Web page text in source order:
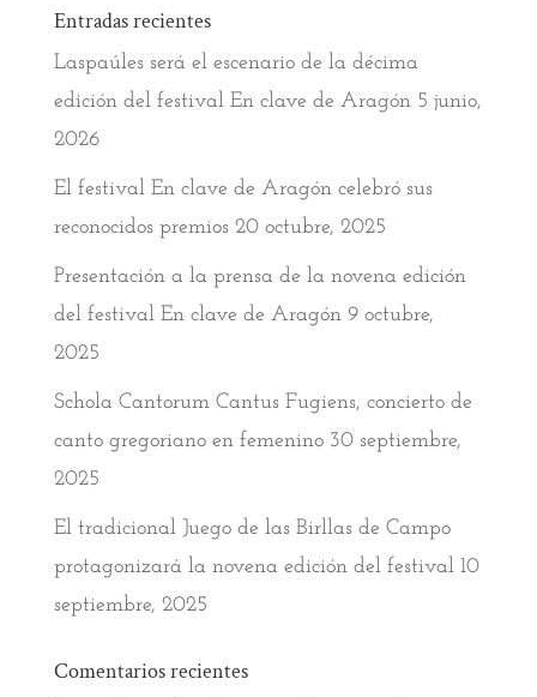
Entradas recientes
Laspaúles será el escenario de la décima
edición del festival En clave de Aragón 5 junio,
2026
El festival En clave de Aragón celebró sus
reconocidos premios 20 octubre, 2025
Presentación a la prensa de la novena edición
del festival En clave de Aragón 9 octubre,
2025
Schola Cantorum Cantus Fugiens, concierto de
canto gregoriano en femenino 30 septiembre,
2025
El tradicional Juego de las Birllas de Campo
protagonizará la novena edición del festival 10
septiembre, 2025
Comentarios recientes